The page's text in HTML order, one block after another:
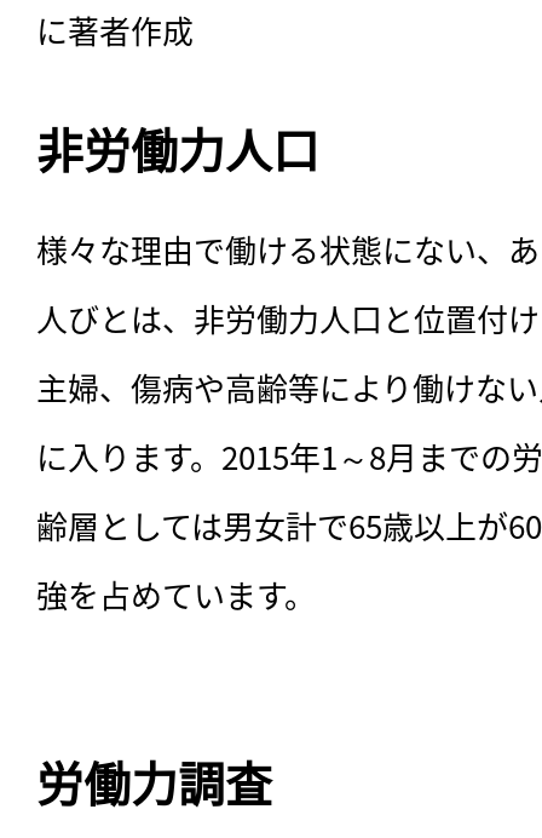
に著者作成
非労働力人口
様々な理由で働ける状態にない、
人びとは、非労働力人口と位置付
主婦、傷病や高齢等により働けな
に入ります。2015年1～8月までの
齢層としては男女計で65歳以上が
強を占めています。
労働力調査